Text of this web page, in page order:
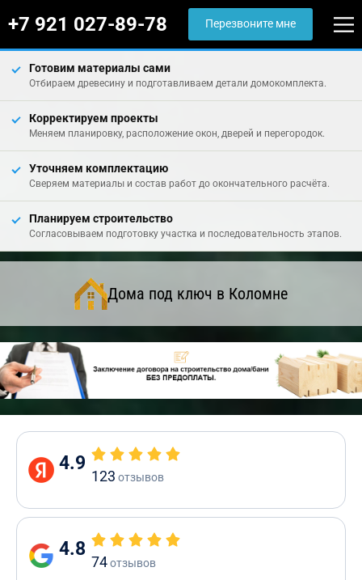
+7 921 027-89-78 Перезвоните мне
Готовим материалы сами
Отбираем древесину и подготавливаем детали домокомплекта.
Корректируем проекты
Меняем планировку, расположение окон, дверей и перегородок.
Уточняем комплектацию
Сверяем материалы и состав работ до окончательного расчёта.
Планируем строительство
Согласовываем подготовку участка и последовательность этапов.
Дома под ключ в Коломне
4.9
123 отзывов
4.8
74отзывов